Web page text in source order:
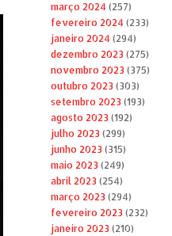
março 2024 (257)
fevereiro 2024 (233)
janeiro 2024 (294)
dezembro 2023(275)
novembro 2023(375)
outubro 2023(303)
setembro 2023(193)
agosto 2023(192)
julho 2023(299)
junho 2023(315)
maio 2023(249)
abril 2023(254)
março 2023(294)
fevereiro 2023(232)
janeiro 2023(210)